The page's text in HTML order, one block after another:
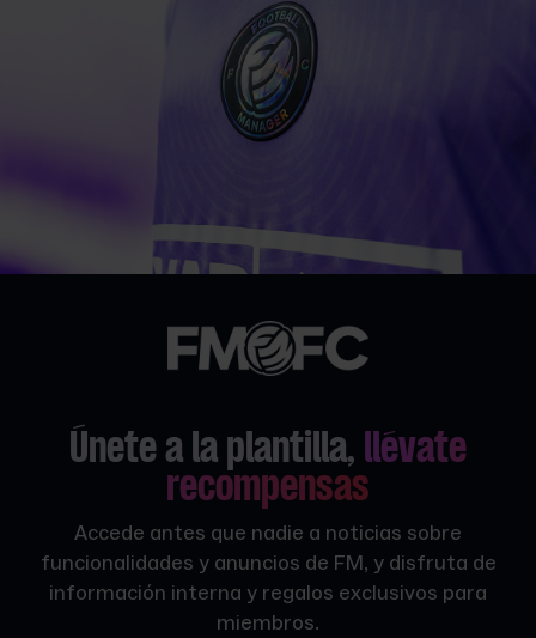
Únete a la plantilla, llévate
recompensas
Accede antes que nadie a noticias sobre
funcionalidades y anuncios de FM, y disfruta de
información interna y regalos exclusivos para
miembros.